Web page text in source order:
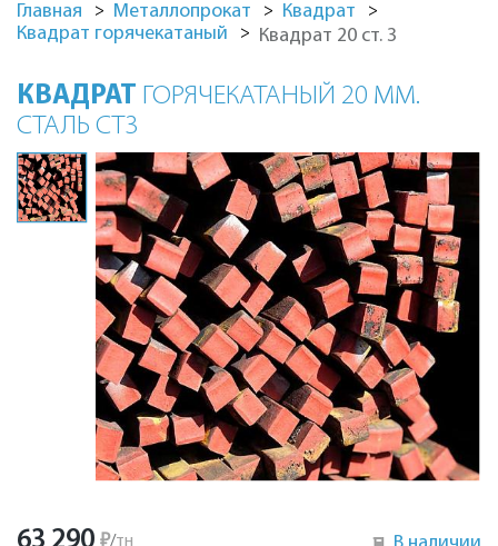
Главная Металлопрокат
Квадрат
Квадрат горячекатаный
Квадрат 20 ст. 3
КВАДРАТ ГОРЯЧЕКАТАНЫЙ 20 ММ.
СТАЛЬ СТ3
₽/тн